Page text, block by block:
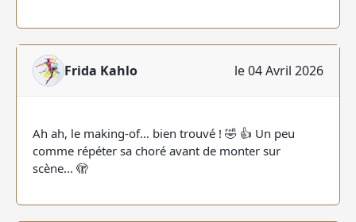
Frida Kahlo le 04 Avril 2026
Ah ah, le making-of... bien trouvé ! 🤣 👍 Un peu
comme répéter sa choré avant de monter sur
scène... 🫣